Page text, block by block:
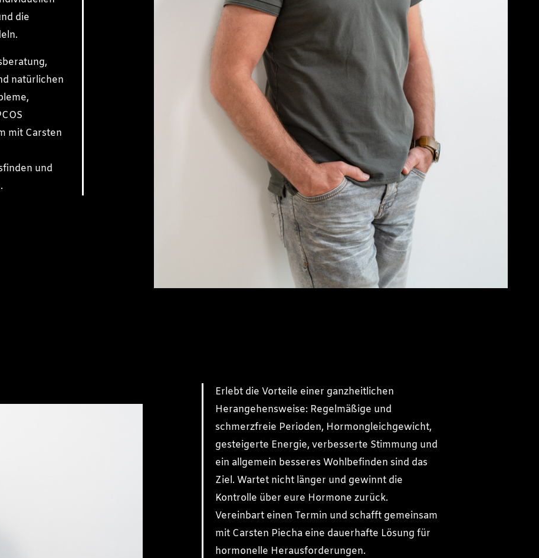
die
natürlichen
mit Carsten
und
Erlebt die Vorteile einer ganzheitlichen
Herangehensweise: Regelmäßige und
schmerzfreie Perioden, Hormongleichgewicht,
gesteigerte Energie, verbesserte Stimmung und
ein allgemein besseres Wohlbefinden sind das
Ziel. Wartet nicht länger und gewinnt die
Kontrolle über eure Hormone zurück.
Vereinbart einen Termin und schafft gemeinsam
mit Carsten Piecha eine dauerhafte Lösung für
hormonelle Herausforderungen.